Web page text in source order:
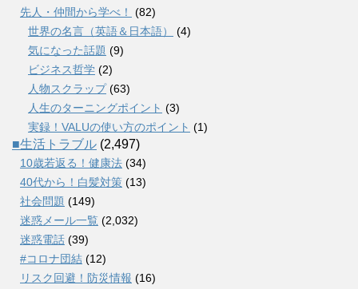
先人・仲間から学べ！
(82)
世界の名言（英語＆日本語）
(4)
気になった話題 (9)
ビジネス哲学 (2)
人物スクラップ(63)
人生のターニングポイント (3)
実録！VALUの使い方のポイント (1)
■生活トラブル (2,497)
10歳若返る！健康法 (34)
40代から！白髪対策 (13)
社会問題 (149)
迷惑メール一覧 (2,032)
迷惑電話 (39)
#コロナ団結 (12)
リスク回避！防災情報 (16)